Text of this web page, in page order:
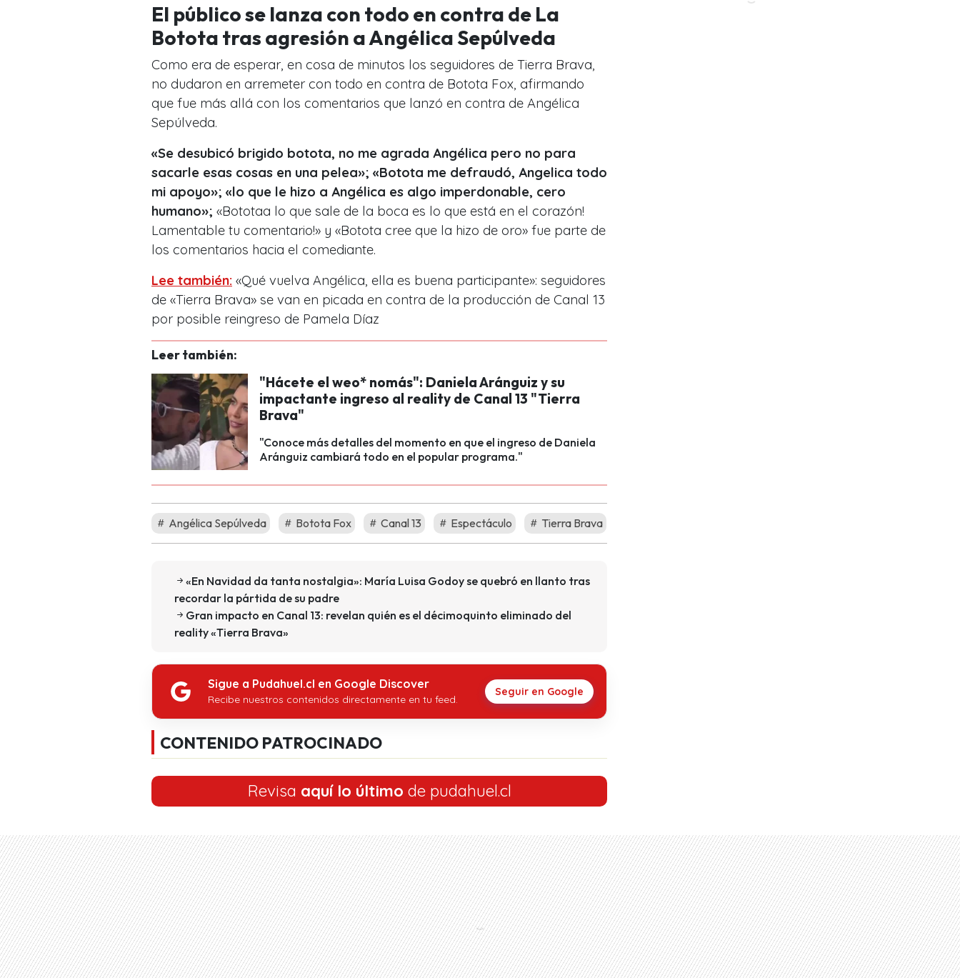
El público se lanza con todo en contra de La
Botota tras agresión a Angélica Sepúlveda
Como era de esperar, en cosa de minutos los seguidores de Tierra Brava,
no dudaron en arremeter con todo en contra de Botota Fox, afirmando
que fue más allá con los comentarios que lanzó en contra de Angélica
Sepúlveda.
«Se desubicó brigido botota, no me agrada Angélica pero no para
sacarle esas cosas en una pelea»; «Botota me defraudó, Angelica todo
mi apoyo»; «lo que le hizo a Angélica es algo imperdonable, cero
humano»; «Bototaa lo que sale de la boca es lo que está en el corazón!
Lamentable tu comentario!» y «Botota cree que la hizo de oro» fue parte de
los comentarios hacia el comediante.
Lee también: «Qué vuelva Angélica, ella es buena participante»: seguidores
de «Tierra Brava» se van en picada en contra de la producción de Canal 13
por posible reingreso de Pamela Díaz
Leer también:
"Hácete el weo* nomás": Daniela Aránguiz y su
impactante ingreso al reality de Canal 13 "Tierra
Brava"
"Conoce más detalles del momento en que el ingreso de Daniela
Aránguiz cambiará todo en el popular programa."
Angélica Sepúlveda Botota Fox Canal 13 Espectáculo Tierra Brava
«En Navidad da tanta nostalgia»: María Luisa Godoy se quebró en llanto tras
recordar la pártida de su padre
Gran impacto en Canal 13: revelan quién es el décimoquinto eliminado del
reality «Tierra Brava»
Sigue a Pudahuel.cl en Google Discover
Recibe nuestros contenidos directamente en tu feed.
Seguir en Google
CONTENIDO PATROCINADO
Revisa aquí lo último de pudahuel.cl